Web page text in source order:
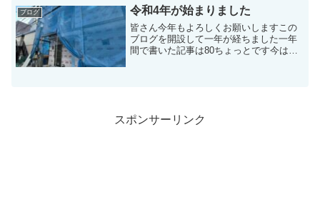
してからファンになりました両学長やヒ
トデさ...
ブログ 令和4年が始まりました
皆さん今年もよろしくお願いしますこの
ブログを開設して一年が経ちました一年
間で書いた記事は80ちょっとです今は非
スポンサーリンク